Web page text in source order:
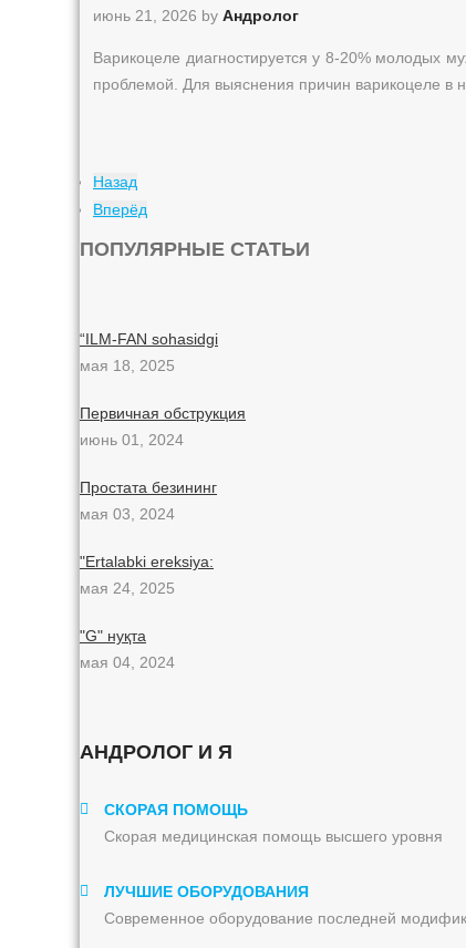
июнь 21, 2026 by Андролог
Варикоцеле диагностируется у 8-20% молодых
проблемой. Для выяснения причин варикоцеле в
Назад
Вперёд
ПОПУЛЯРНЫЕ СТАТЬИ
“ILM-FAN sohasidgi
мая 18, 2025
Первичная обструкция
июнь 01, 2024
Простата безининг
мая 03, 2024
"Ertalabki ereksiya:
мая 24, 2025
"G" нуқта
мая 04, 2024
АНДРОЛОГ И Я
СКОРАЯ ПОМОЩЬ
Скорая медицинская помощь высшего уровня
ЛУЧШИЕ ОБОРУДОВАНИЯ
Современное оборудование последней